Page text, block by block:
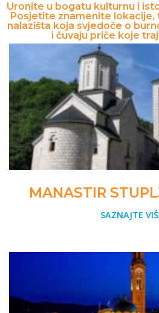
Uronite u bogatu kulturnu i
Posjetite znamenite lokacije,
nalazišta koja svjedoče o
i čuvaju priče koje
MANASTIR
SAZNAJTE